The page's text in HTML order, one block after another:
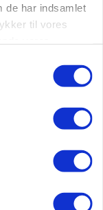
de har indsamlet
til vores
kan give